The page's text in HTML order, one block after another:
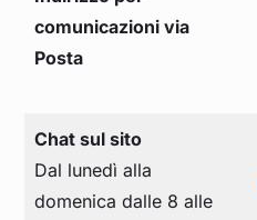
comunicazioni via
Posta
Chat sul sito
Dal lunedì alla
domenica dalle 8 alle